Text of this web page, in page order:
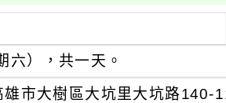
六），共一天。
市大樹區大坑里大坑路140-